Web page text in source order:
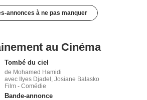
annonces à ne pas manquer
au Cinéma
Tombé du ciel
de Mohamed Hamidi
avec Ilyes Djadel, Josiane Balasko
Film - Comédie
Bande-annonce